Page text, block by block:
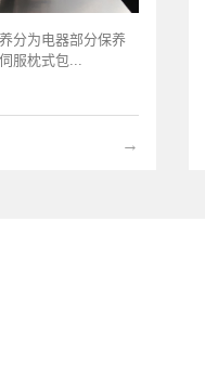
分为电器部分保养
服枕式包...
→